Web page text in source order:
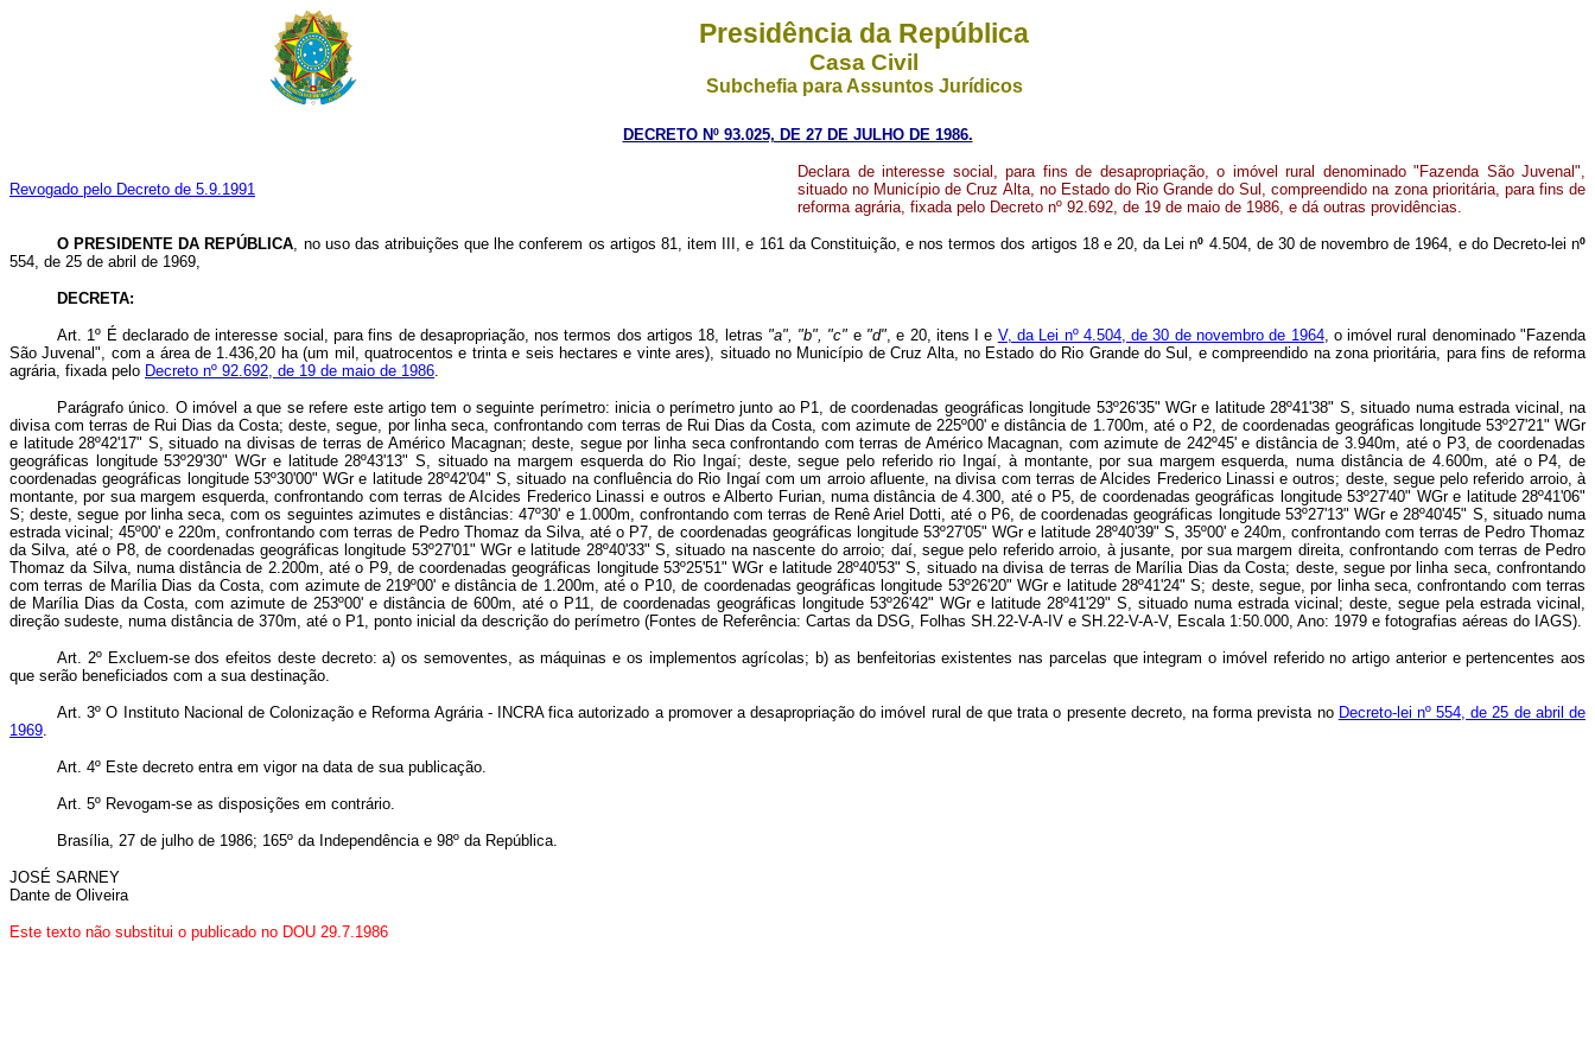
Presidência da República
Casa Civil
Subchefia para Assuntos Jurídicos
DECRETO Nº 93.025, DE 27 DE JULHO DE 1986.
Revogado pelo Decreto de 5.9.1991
Declara de interesse social, para fins de desapropriação, o imóvel rural denominado "Fazenda São Juvenal",
situado no Município de Cruz Alta, no Estado do Rio Grande do Sul, compreendido na zona prioritária, para fins de
reforma agrária, fixada pelo Decreto nº 92.692, de 19 de maio de 1986, e dá outras providências.
O PRESIDENTE DA REPÚBLICA, no uso das atribuições que lhe conferem os artigos 81, item III, e 161 da Constituição, e nos termos dos artigos 18 e 20, da Lei nº 4.504, de 30 de novembro de 1964, e do Decreto-lei nº
554, de 25 de abril de 1969,
DECRETA:
Art. 1º É declarado de interesse social, para fins de desapropriação, nos termos dos artigos 18, letras "a", "b", "c" e"d", e 20, itens I e V, da Lei nº 4.504, de 30 de novembro de 1964, o imóvel rural denominado "Fazenda
São Juvenal", com a área de 1.436,20 ha (um mil, quatrocentos e trinta e seis hectares e vinte ares), situado no Município de Cruz Alta, no Estado do Rio Grande do Sul, e compreendido na zona prioritária, para fins de reforma
agrária, fixada pelo Decreto nº 92.692, de 19 de maio de 1986.
Parágrafo único. O imóvel a que se refere este artigo tem o seguinte perímetro: inicia o perímetro junto ao P1, de coordenadas geográficas longitude 53º26'35" WGr e latitude 28º41'38" S, situado numa estrada vicinal, na
divisa com terras de Rui Dias da Costa; deste, segue, por linha seca, confrontando com terras de Rui Dias da Costa, com azimute de 225º00' e distância de 1.700m, até o P2, de coordenadas geográficas longitude 53º27'21" WGr
e latitude 28º42'17" S, situado na divisas de terras de Américo Macagnan; deste, segue por linha seca confrontando com terras de Américo Macagnan, com azimute de 242º45' e distância de 3.940m, até o P3, de coordenadas
geográficas longitude 53º29'30" WGr e latitude 28º43'13" S, situado na margem esquerda do Rio Ingaí; deste, segue pelo referido rio Ingaí, à montante, por sua margem esquerda, numa distância de 4.600m, até o P4, de
coordenadas geográficas longitude 53º30'00" WGr e latitude 28º42'04" S, situado na confluência do Rio Ingaí com um arroio afluente, na divisa com terras de Alcides Frederico Linassi e outros; deste, segue pelo referido arroio, à
montante, por sua margem esquerda, confrontando com terras de AIcides Frederico Linassi e outros e Alberto Furian, numa distância de 4.300, até o P5, de coordenadas geográficas longitude 53º27'40" WGr e latitude 28º41'06"
S; deste, segue por linha seca, com os seguintes azimutes e distâncias: 47º30' e 1.000m, confrontando com terras de Renê Ariel Dotti, até o P6, de coordenadas geográficas longitude 53º27'13" WGr e 28º40'45" S, situado numa
estrada vicinal; 45º00' e 220m, confrontando com terras de Pedro Thomaz da Silva, até o P7, de coordenadas geográficas longitude 53º27'05" WGr e latitude 28º40'39" S, 35º00' e 240m, confrontando com terras de Pedro Thomaz
da Silva, até o P8, de coordenadas geográficas longitude 53º27'01" WGr e latitude 28º40'33" S, situado na nascente do arroio; daí, segue pelo referido arroio, à jusante, por sua margem direita, confrontando com terras de Pedro
Thomaz da Silva, numa distância de 2.200m, até o P9, de coordenadas geográficas longitude 53º25'51" WGr e latitude 28º40'53" S, situado na divisa de terras de Marília Dias da Costa; deste, segue por linha seca, confrontando
com terras de Marília Dias da Costa, com azimute de 219º00' e distância de 1.200m, até o P10, de coordenadas geográficas longitude 53º26'20" WGr e latitude 28º41'24" S; deste, segue, por linha seca, confrontando com terras
de Marília Dias da Costa, com azimute de 253º00' e distância de 600m, até o P11, de coordenadas geográficas longitude 53º26'42" WGr e latitude 28º41'29" S, situado numa estrada vicinal; deste, segue pela estrada vicinal,
direção sudeste, numa distância de 370m, até o P1, ponto inicial da descrição do perímetro (Fontes de Referência: Cartas da DSG, Folhas SH.22-V-A-IV e SH.22-V-A-V, Escala 1:50.000, Ano: 1979 e fotografias aéreas do IAGS).
Art. 2º Excluem-se dos efeitos deste decreto: a) os semoventes, as máquinas e os implementos agrícolas; b) as benfeitorias existentes nas parcelas que integram o imóvel referido no artigo anterior e pertencentes aos
que serão beneficiados com a sua destinação.
Art. 3º O Instituto Nacional de Colonização e Reforma Agrária - INCRA fica autorizado a promover a desapropriação do imóvel rural de que trata o presente decreto, na forma prevista no Decreto-lei nº 554, de 25 de abril de
1969.
Art. 4º Este decreto entra em vigor na data de sua publicação.
Art. 5º Revogam-se as disposições em contrário.
Brasília, 27 de julho de 1986; 165º da Independência e 98º da República.
JOSÉ SARNEY
Dante de Oliveira
Este texto não substitui o publicado no DOU 29.7.1986